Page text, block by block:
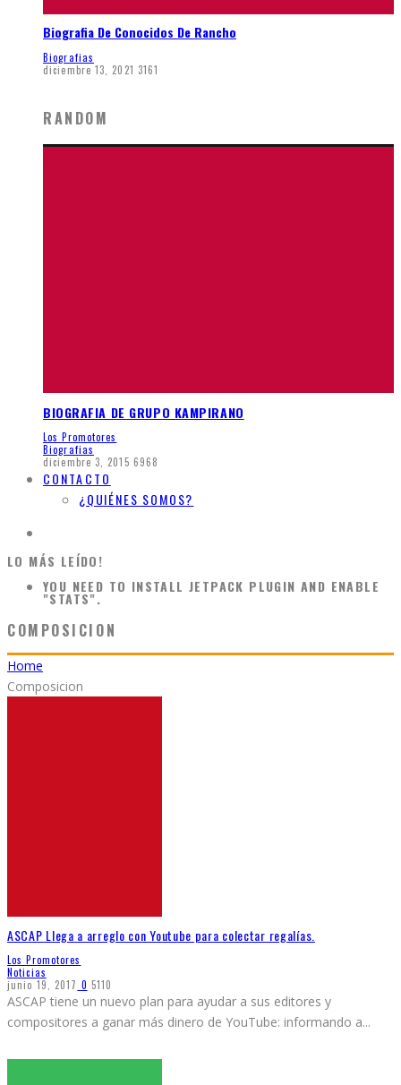
Biografia De Conocidos De Rancho
Biografias
diciembre 13, 2021 3161
RANDOM
BIOGRAFIA DE GRUPO KAMPIRANO
Los Promotores
Biografias
diciembre 3, 2015 6968
CONTACTO
¿QUIÉNES SOMOS?
LO MÁS LEÍDO!
YOU NEED TO INSTALL JETPACK PLUGIN AND ENABLE
"STATS".
COMPOSICION
Home
Composicion
ASCAP Llega a arreglo con Youtube para colectar regalías.
Los Promotores
Noticias
junio 19, 2017 0 5110
ASCAP tiene un nuevo plan para ayudar a sus editores y
compositores a ganar más dinero de YouTube: informando a...